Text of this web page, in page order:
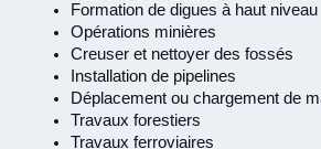
Formation de digues à haut niveau
Opérations minières
Creuser et nettoyer des fossés
Installation de pipelines
Déplacement ou chargement de
Travaux forestiers
Travaux ferroviaires